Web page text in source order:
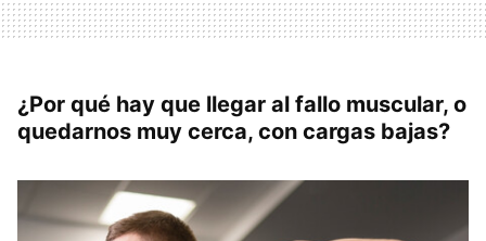
¿Por qué hay que llegar al fallo muscular, o
quedarnos muy cerca, con cargas bajas?